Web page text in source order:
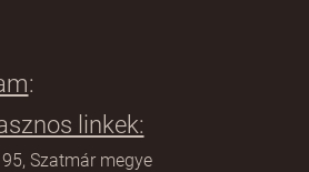
:
linkek:
195, Szatmár megye